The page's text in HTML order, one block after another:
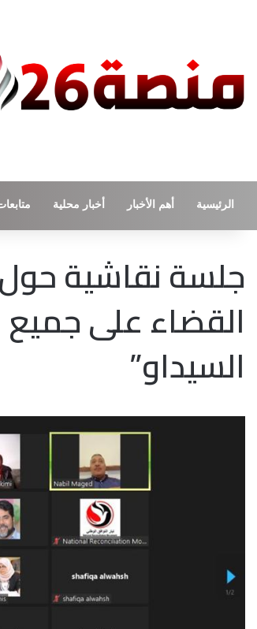
الرئيسية أهم الأخبار أخبار محلية
جلسة نقاشية
القضاء على جميع
السيداو”